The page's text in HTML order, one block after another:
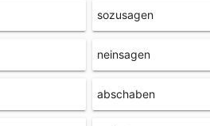
sozusagen
neinsagen
abschaben